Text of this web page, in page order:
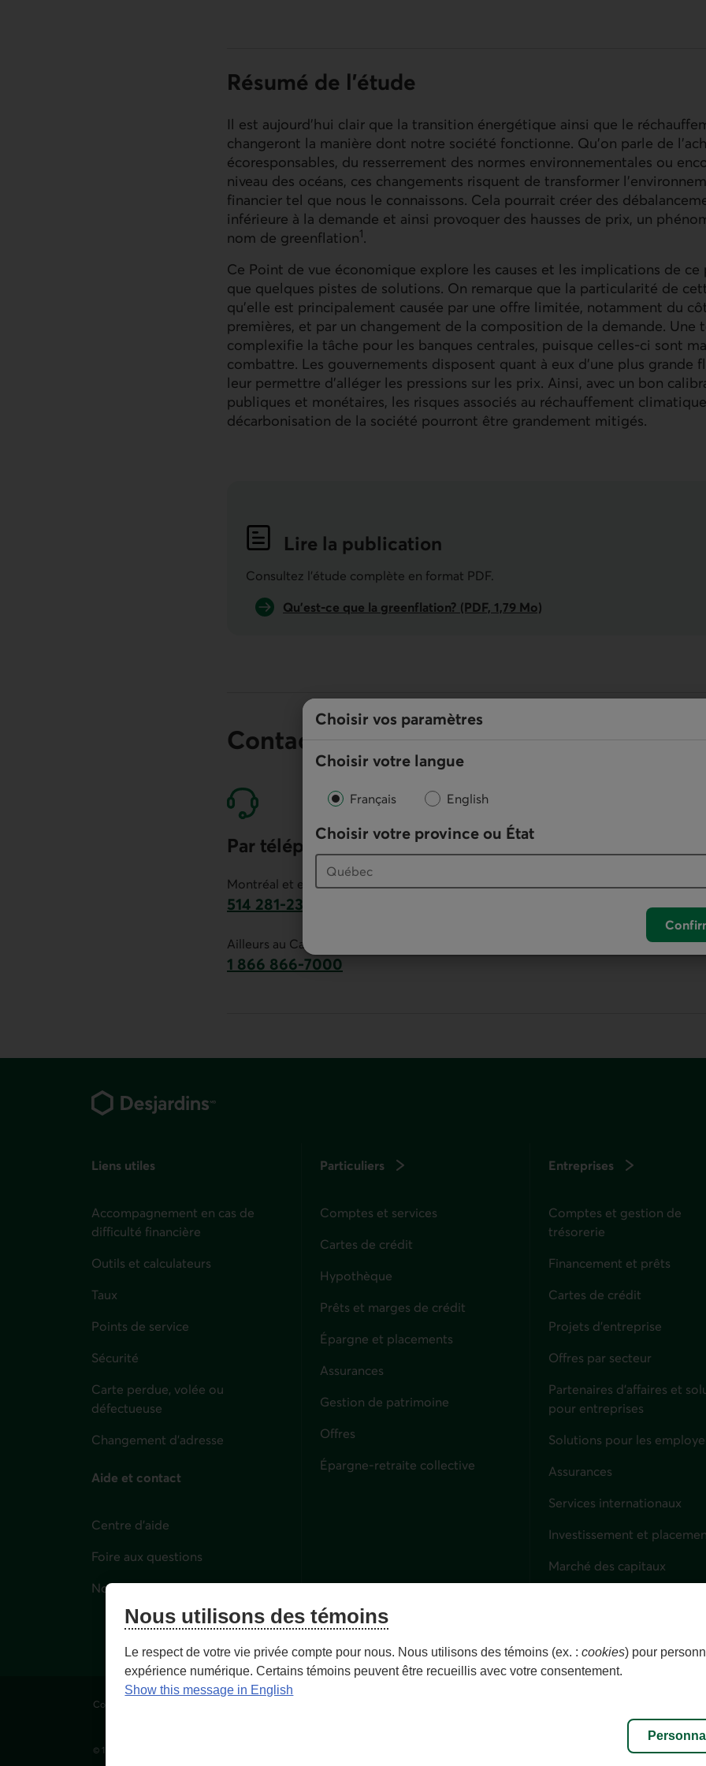
Choisir vos paramètres
Choisir votre langue
Français English
Choisir votre province ou État
Résumé de l'étude
Il est aujourd’hui clair que la transition énergétique ainsi que le
changeront la manière dont notre société fonctionne. Qu’on parle de
écoresponsables, du resserrement des normes environnementales ou
niveau des océans, ces changements risquent de transformer
financier tel que nous le connaissons. Cela pourrait créer des
inférieure à la demande et ainsi provoquer des hausses de prix, un
nom de greenflation1.
Ce Point de vue économique explore les causes et les implications de ce
que quelques pistes de solutions. On remarque que la particularité de
qu’elle est principalement causée par une offre limitée, notamment du
premières, et par un changement de la composition de la demande. Une
complexifie la tâche pour les banques centrales, puisque celles-ci sont
combattre. Les gouvernements disposent quant à eux d’une plus grande
leur permettre d’alléger les pressions sur les prix. Ainsi, avec un bon
publiques et monétaires, les risques associés au réchauffement
décarbonisation de la société pourront être grandement mitigés.
Lire la publication
Consultez l'étude complète en format PDF.
Qu’est-ce que la greenflation? (PDF, 1,79 Mo)
Contactez nos économistes
Par téléphone
Montréal et environs :
514 281-2336
Ailleurs au Canada :
1 866 866-7000
En ligne
Liens utiles
Accompagnement en cas de
difficulté financière
Outils et calculateurs
Taux
Points de service
Sécurité
Carte perdue, volée ou
défectueuse
Changement d'adresse
Aide et contact
Centre d'aide
Foire aux questions
Nous joindre
Particuliers
Comptes et services
Cartes de crédit
Hypothèque
Prêts et marges de crédit
Épargne et placements
Assurances
Gestion de patrimoine
Offres
Épargne-retraite collective
Entreprises
Comptes et gestion de
trésorerie
Financement et prêts
Cartes de crédit
Projets d'entreprise
Offres par secteur
Partenaires d’affaires et
pour entreprises
Solutions pour les
Assurances
Services internationaux
Investissement et
Marché des capitaux
Conditions d'utilisation et notes légales
© 1996-
Nous utilisons des témoins
Le respect de votre vie privée compte pour nous. Nous utilisons des témoins (ex. :cookies) pour
expérience numérique. Certains témoins peuvent être recueillis avec votre consentement.
Show this message in English